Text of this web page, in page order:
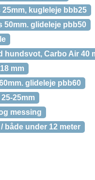
kugleleje bbb25
50mm. glideleje pbb50
hundsvot, Carbo Air 40
mm
glideleje pbb60
25mm
messing
både under 12 meter